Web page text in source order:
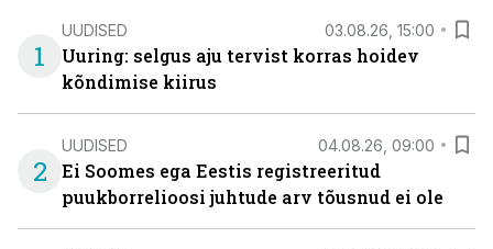
1
UUDISED 03.08.26, 15:00
Uuring: selgus aju tervist korras hoidev
kõndimise kiirus
2
UUDISED 04.08.26, 09:00
Ei Soomes ega Eestis registreeritud
puukborrelioosi juhtude arv tõusnud ei ole